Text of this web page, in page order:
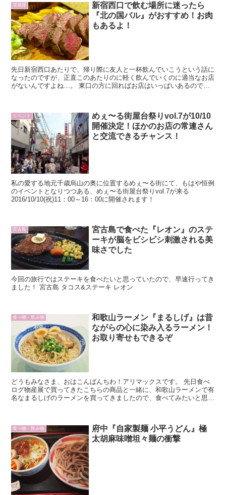
居酒屋
新宿西口で飲む場所に迷ったら
『北の国バル』がおすすめ！お肉
もあるよ！
先日新宿西口あたりで、帰り際に友人と一杯飲んでいこうという話に
なったのですが、正直このあたりのに軽く飲んでいくのに適当なお店
がないんですよね…。 東口の方に回ればお店はいっぱいあるのです
イベント
めぇ〜る街屋台祭りvol.7が10/10
開催決定！ほかのお店の常連さん
と交流できるチャンス！
私の愛する地元千歳烏山の奥に位置するめぇ〜る街にて、もはや恒例
のイベントとなりつつある、めぇ〜る街屋台祭りvol.7が来る
2016/10/10(祝)11：00～16：00に開催されます！
宮古島
宮古島で食べた『レオン』のステ
ーキが脳をビシビシ刺激される美
味さでした
今回の旅行ではステーキを食べたいと思っていたので、早速行ってき
ました！ 宮古島 タコス&ステーキ レオン
食べ物・飲み物
和歌山ラーメン『まるしげ』は昔
ながらの心に染み入るラーメン！
お取り寄せもできるぞ
どうもみなさま、おはこんばんちわ！アリマックスです。 先日食べ
ログ物産展で買ってきたこちらの商品と一緒に、和歌山ラーメンで有
名なまるしげのラーメンを買ってきましたので、食べてみたいと思い
食べ物・飲み物
府中『自家製麺 小平うどん』極
太胡麻味噌坦々麺の衝撃